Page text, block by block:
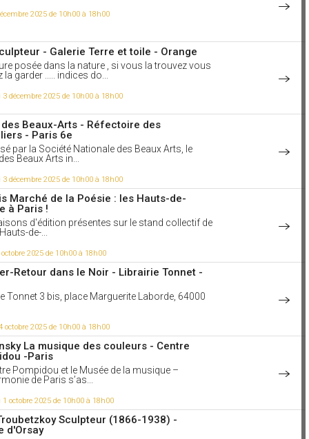
à 16h24
demande pas à un oiseau pourquoi il
! Serge Rezvani
réponse à la question "pourquoi peignez-vous"
aux multiples talents : peintre, écrivain, chanteur,
d’amour du répertoire français. Pourtant c'est
aux abstractions sublimes. Photo
Abstraite, 1951 Video avec Vincent
et Léopoldine HH, Dominique A, Philippe
... Un album parfait...
a du génie, du pouvoir, de la magie.
tu rêves d'entreprendre, commence le. L'audace
du pouvoir, de la magie. GOETHE auteur de
de théatre, Faust I et II. Le dernier vers de ce
Faust publiée à titre posthume conclut : « l'éternel
nous élève ». Peut-être la première chose à retenir
oeuvre qui aborde de nombreux thèmes tels que
de connaissances, la tentation du mal et la quête
la vidéo
et l’abrutissement « organisé »
Le dieu Pinard de Max
Blondat est le fils d'un tonnelier. Encouragé
2025 de 10h00 à 18h00
- Galerie Terre et toile - Orange
posée dans la nature , si vous la trouvez vous
la garder ..... indices do...
3 décembre 2025 de 10h00 à 18h00
des Beaux-Arts - Réfectoire des
- Paris 6e
par la Société Nationale des Beaux Arts, le
Beaux Arts in...
3 décembre 2025 de 10h00 à 18h00
Marché de la Poésie : les Hauts-de-
à Paris !
d'édition présentes sur le stand collectif de
de-...
2025 de 10h00 à 18h00
Retour dans le Noir - Librairie Tonnet -
Tonnet 3 bis, place Marguerite Laborde, 64000
octobre 2025 de 10h00 à 18h00
La musique des couleurs - Centre
-Paris
Pompidou et le Musée de la musique –
de Paris s’as...
1 octobre 2025 de 10h00 à 18h00
Sculpteur (1866-1938) -
d'Orsay